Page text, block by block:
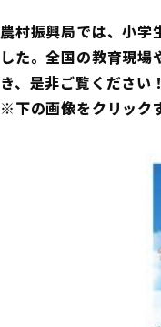
農村振興局では、小学
した。全国の教育現
き、是非ご覧ください
※下の画像をクリック